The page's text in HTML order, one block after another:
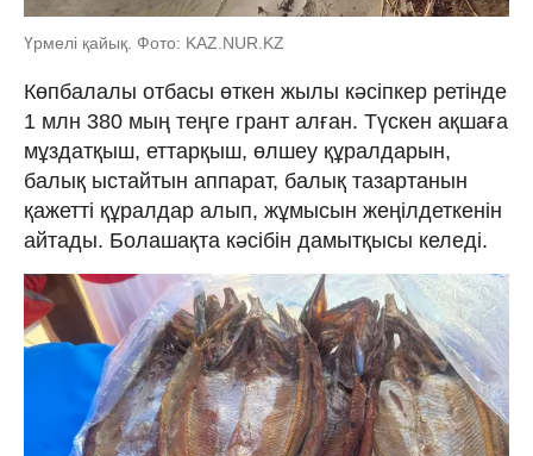
Үрмелі қайық. Фото: KAZ.NUR.KZ
Көпбалалы отбасы өткен жылы кәсіпкер ретінде
1 млн 380 мың теңге грант алған. Түскен ақшаға
мұздатқыш, еттарқыш, өлшеу құралдарын,
балық ыстайтын аппарат, балық тазартанын
қажетті құралдар алып, жұмысын жеңілдеткенін
айтады. Болашақта кәсібін дамытқысы келеді.